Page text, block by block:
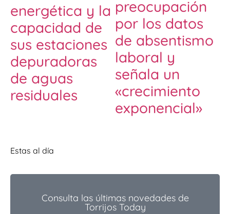
energética y la
capacidad de
sus estaciones
depuradoras
de aguas
residuales
preocupación
por los datos
de absentismo
laboral y
señala un
«crecimiento
exponencial»
Estas al día
Consulta las últimas novedades de
Torrijos Today